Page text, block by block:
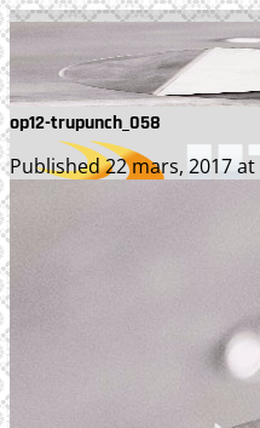
Skip
to
content
op12-trupunch_058
Published22 mars, 2017at